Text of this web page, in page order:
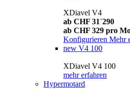
XDiavel V4
ab CHF 31´290
ab CHF 329 pro
Konfigurieren Mehr
new V4 100
XDiavel V4 100
mehr erfahren
Hypermotard